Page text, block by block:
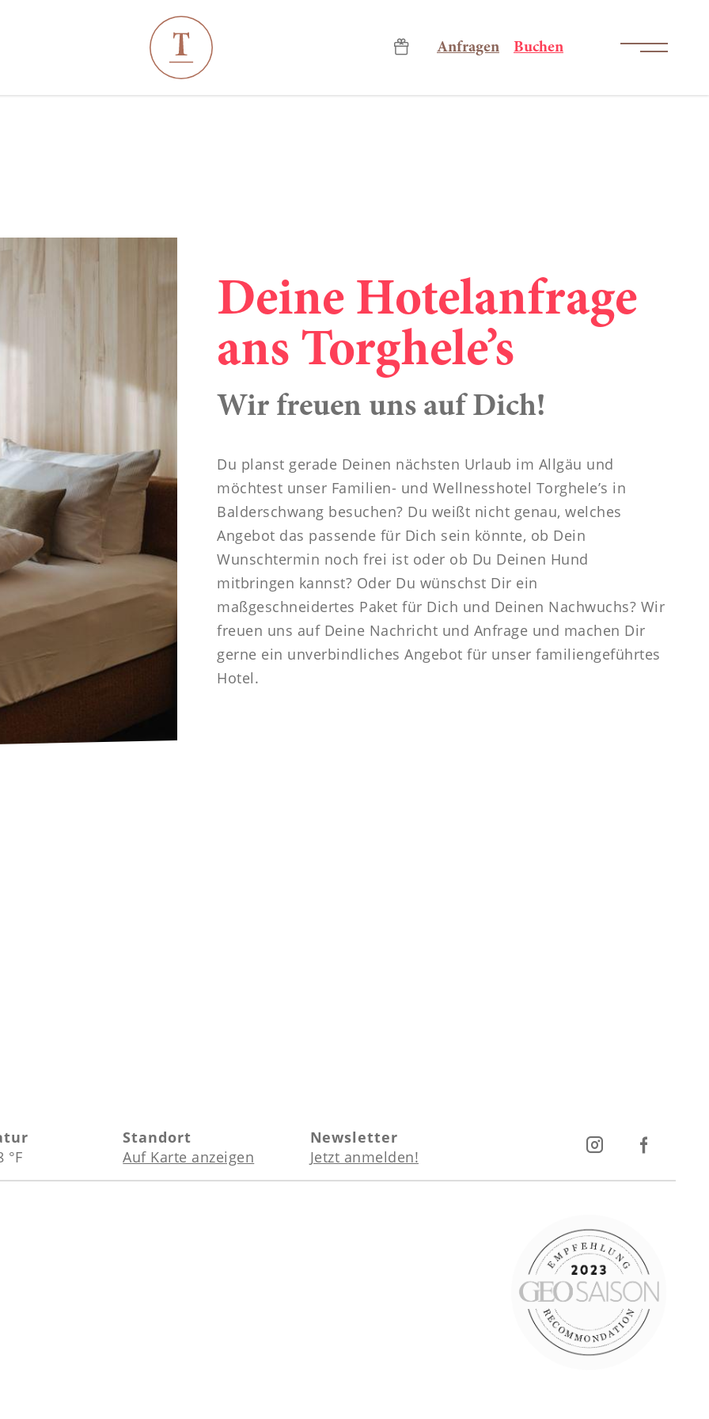
Anfragen Buchen
Deine Hotelanfrage
ans Torghele’s
Wir freuen uns auf Dich!
Du planst gerade Deinen nächsten Urlaub im Allgäu und
möchtest unser Familien- und Wellnesshotel Torghele’s in
Balderschwang besuchen? Du weißt nicht genau, welches
Angebot das passende für Dich sein könnte, ob Dein
Wunschtermin noch frei ist oder ob Du Deinen Hund
mitbringen kannst? Oder Du wünschst Dir ein
maßgeschneidertes Paket für Dich und Deinen Nachwuchs? Wir
freuen uns auf Deine Nachricht und Anfrage und machen Dir
gerne ein unverbindliches Angebot für unser familiengeführtes
Hotel.
°F
Standort
Auf Karte anzeigen
Newsletter
Jetzt anmelden!